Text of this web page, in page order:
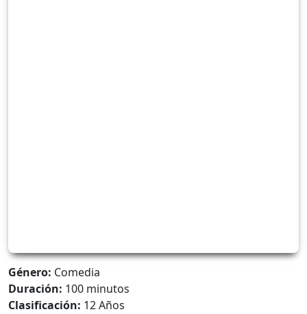
Género: Comedia
Duración: 100 minutos
Clasificación: 12 Años